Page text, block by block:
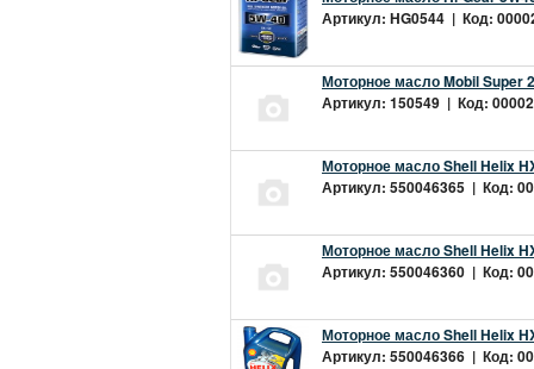
Артикул: HG0544 | Код:
Моторное масло Mobil Super
Артикул: 150549 | Код:
Моторное масло Shell Helix
Артикул: 550046365 | Код:
Моторное масло Shell Helix
Артикул: 550046360 | Код:
Моторное масло Shell Helix
Артикул: 550046366 | Код: